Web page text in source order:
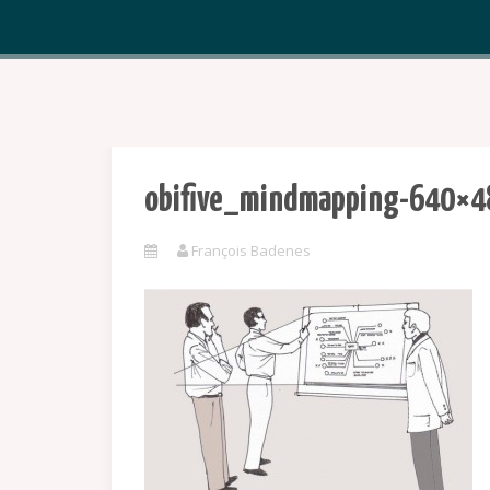
obifive_mindmapping-
François Badenes